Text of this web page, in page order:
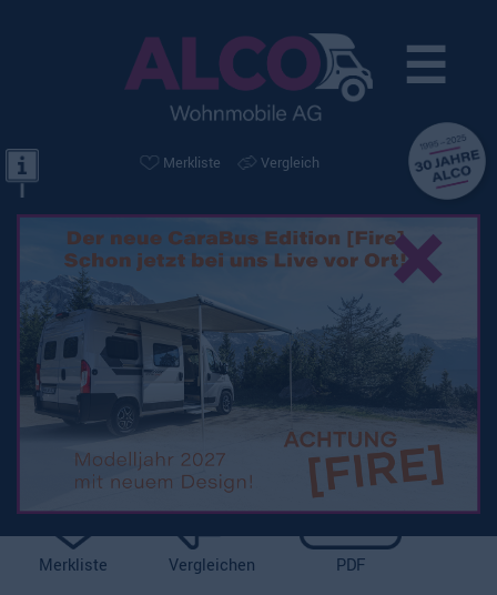
☰
×
Merkliste Vergleich
Knaus Live TI 650 MF
Platinum Selection
Merkliste Vergleichen
PDF